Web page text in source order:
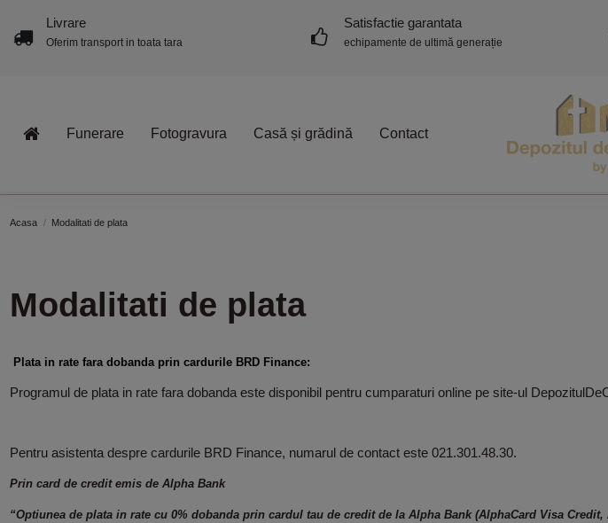
Livrare
Oferim transport in toata tara
Satisfactie garantata
echipamente de ultimă generație
Funerare Fotogravura Casă și grădină
Contact
Acasa Modalitati de plata
Modalitati de plata
Plata in rate fara dobanda prin cardurile BRD Finance:
Programul de plata in rate fara dobanda este disponibil pentru cumparaturi online pe site-ul
Pentru asistenta despre cardurile BRD Finance, numarul de contact este 021.301.48.30.
Prin card de credit emis de Alpha Bank
“Optiunea de plata in rate cu 0% dobanda prin cardul tau de credit de la Alpha Bank (AlphaCard Visa